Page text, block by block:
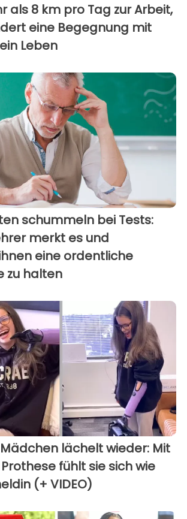
als 8 km pro Tag zur Arbeit,
eine Begegnung mit
Leben
schummeln bei Tests:
merkt es und
eine ordentliche
zu halten
lächelt wieder: Mit
fühlt sie sich wie
(+ VIDEO)